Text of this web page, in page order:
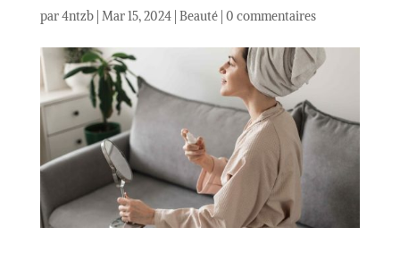
par4ntzb| Mar 15, 2024| Beauté| 0 commentaires